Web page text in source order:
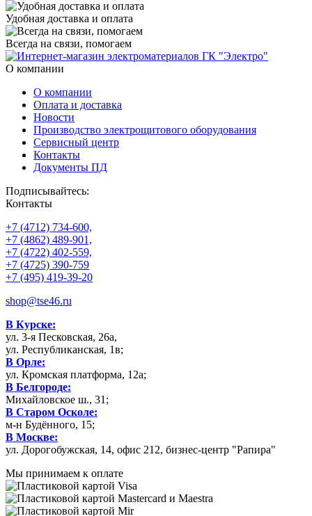
Удобная доставка и оплата
Всегда на связи, помогаем
О компании
О компании
Оплата и доставка
Новости
Производство электрощитового оборудования
Сервисный центр
Контакты
Документы ПД
Подписывайтесь:
Контакты
+7 (4712) 734-600,
+7 (4862) 489-901,
+7 (4722) 402-559,
+7 (4725) 390-759
+7 (495) 419-39-20
shop@tse46.ru
В Курске:
ул. 3-я Песковская, 26а,
ул. Республиканская, 1в;
В Орле:
ул. Кромская платформа, 12а;
В Белгороде:
Михайловское ш., 31;
В Старом Осколе:
м-н Будённого, 15;
В Москве:
ул. Дорогобужская, 14, офис 212, бизнес-центр "Рапира"
Мы принимаем к оплате